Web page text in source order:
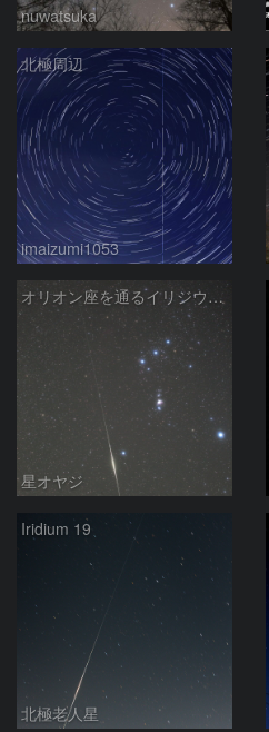
nuwatsuka
北極周辺
imaizumi1053
オリオン座を通るイリジウムフレア
星オヤジ
Iridium 19
北極老人星